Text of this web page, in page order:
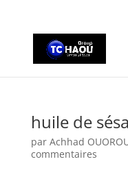
huile de
par Achhad
commentaires